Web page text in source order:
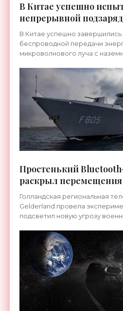
В Китае успешно
непрерывной
полете - «Технологии»
В Китае успешно
беспроводной передачи
микроволнового луча с
Простенький
раскрыл перемещения
- «Гаджеты»
Голландская региональная
Gelderland провела
подсветил новую угрозу
голландский